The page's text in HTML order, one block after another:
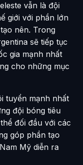
vẫn là đội
giới với phần lớn
nên. Trong
sẽ tiếp tục
gia mạnh nhất
cho những mục
tuyển mạnh nhất
đội bóng tiêu
đối đầu với các
góp phần tạo
Mỹ diễn ra